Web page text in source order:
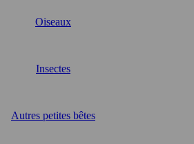
Oiseaux
Insectes
Autres petites bêtes